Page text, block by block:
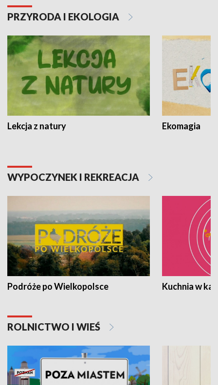
PRZYRODA I EKOLOGIA
Lekcja z natury Ekomagia
WYPOCZYNEK I REKREACJA
Podróże po Wielkopolsce Kuchnia w
ROLNICTWO I WIEŚ